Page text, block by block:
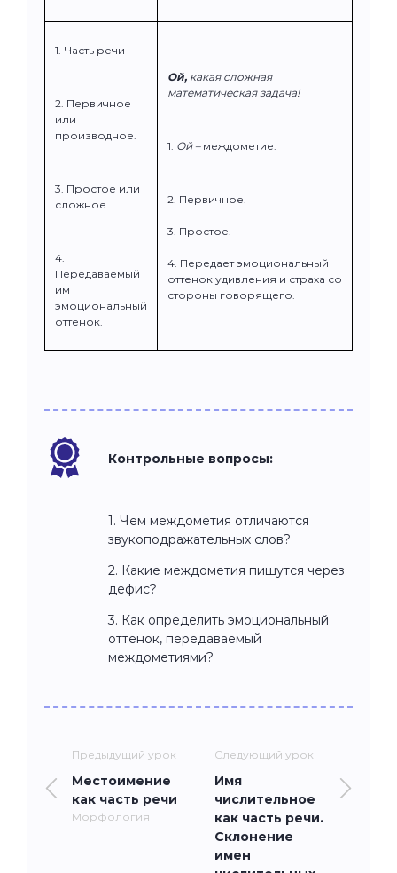
1. Часть речи
2. Первичное
или
производное.
3. Простое или
сложное.
4.
Передаваемый
им
эмоциональный
оттенок.
Ой, какая сложная
математическая задача!
1. Ой – междометие.
2. Первичное.
3. Простое.
4. Передает эмоциональный
оттенок удивления и страха со
стороны говорящего.
Контрольные вопросы:
1. Чем междометия отличаются
звукоподражательных слов?
2. Какие междометия пишутся через
дефис?
3. Как определить эмоциональный
оттенок, передаваемый
междометиями?
Предыдущий урок
Местоимение
как часть речи
Морфология
Следующий урок
Имя
числительное
как часть речи.
Склонение
имен